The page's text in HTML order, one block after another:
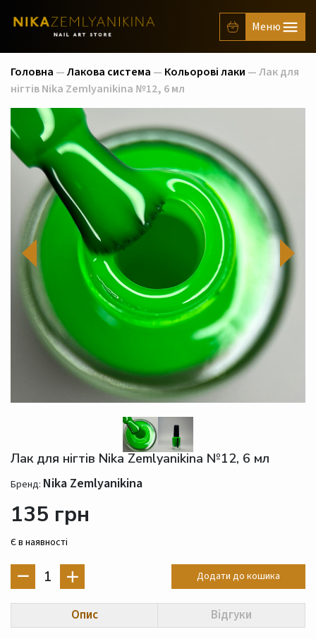
Головна —Лакова система — Кольорові лаки — Лак для
нігтів Nika Zemlyanikina №12, 6 мл
Лак для нігтів Nika Zemlyanikina №12, 6 мл
Бренд: Nika Zemlyanikina
135 грн
Є в наявності
1 Додати до кошика
Опис Відгуки